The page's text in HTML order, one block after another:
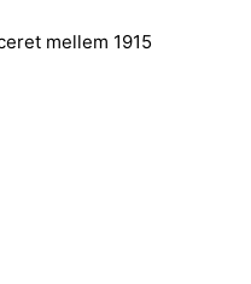
mellem 1915